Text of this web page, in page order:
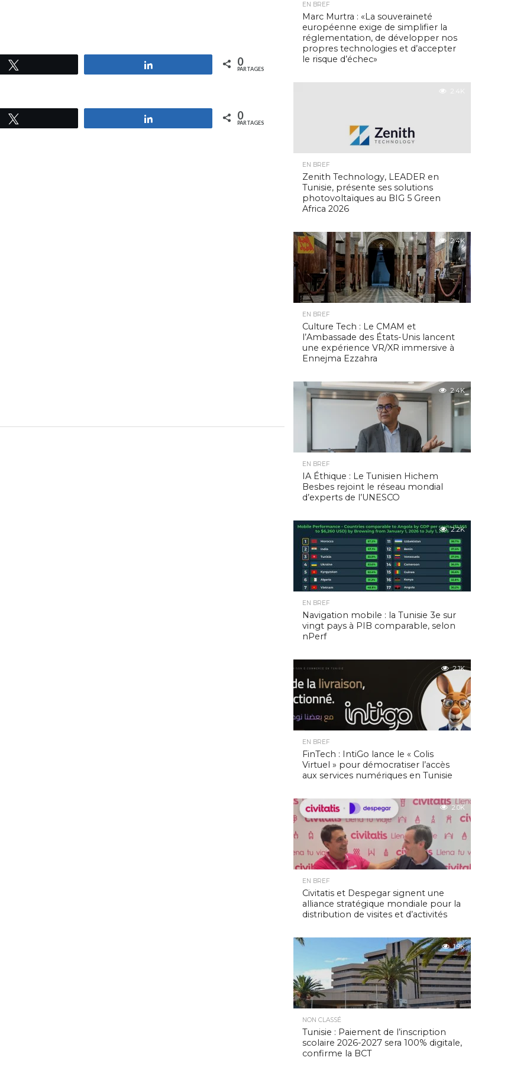
0
PARTAGES
0
PARTAGES
EN BREF
Marc Murtra : «La souveraineté
européenne exige de simplifier la
réglementation, de développer nos
propres technologies et d’accepter
le risque d’échec»
2.4K
EN BREF
Zenith Technology, LEADER en
Tunisie, présente ses solutions
photovoltaïques au BIG 5 Green
Africa 2026
2.4K
EN BREF
Culture Tech : Le CMAM et
l’Ambassade des États-Unis lancent
une expérience VR/XR immersive à
Ennejma Ezzahra
2.4K
EN BREF
IA Éthique : Le Tunisien Hichem
Besbes rejoint le réseau mondial
d’experts de l’UNESCO
2.2K
EN BREF
Navigation mobile : la Tunisie 3e sur
vingt pays à PIB comparable, selon
nPerf
2.1K
EN BREF
FinTech : IntiGo lance le « Colis
Virtuel » pour démocratiser l’accès
aux services numériques en Tunisie
2.0K
EN BREF
Civitatis et Despegar signent une
alliance stratégique mondiale pour la
distribution de visites et d’activités
1.9K
NON CLASSÉ
Tunisie : Paiement de l’inscription
scolaire 2026-2027 sera 100% digitale,
confirme la BCT